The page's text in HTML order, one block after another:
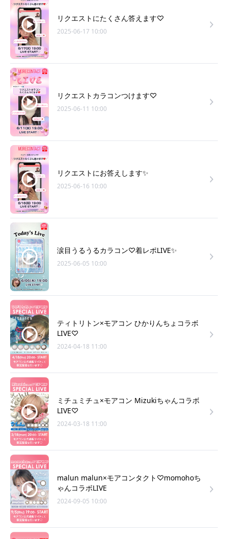
リクエストにたくさん答えます♡
2025-06-17 10:00
リクエストカラコンつけます♡
2025-06-11 10:00
リクエストにお答えします✨
2025-06-16 10:00
涙目うるうるカラコン♡着レポLIVE✨
2025-06-05 10:00
ティトリトン×モアコン ひかりんちょコラボ
LIVE♡
2024-04-18 11:00
ミチュミチュ×モアコン Mizukiちゃんコラボ
LIVE♡
2024-03-18 11:00
malun malun×モアコンタクト♡momohoち
ゃんコラボLIVE
2024-09-05 10:00